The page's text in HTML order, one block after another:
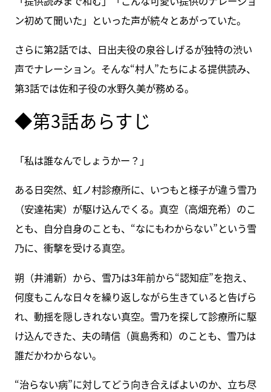
ン初めて聞いた」といった声が続々とあがっていた。
さらに第2話では、日出夫役の泉谷しげるが独特の渋い
声でナレーション。そんな“村人”たちによる提供読み、
第3話では佐和子役の水野久美が務める。
◆第3話あらすじ
「私は誰なんでしょうかー？」
ある日突然、虹ノ村診療所に、いつもと様子が違う雪乃
（安達祐実）が駆け込んでくる。真空（高畑充希）のこ
とも、自分自身のことも、“なにもわからない”という雪
乃に、衝撃を受ける真空。
朔（井浦新）から、雪乃は3年前から“認知症”を抱え、
何度もこんな日々を繰り返しながら生きていると告げら
れ、動揺を隠しきれない真空。雪乃を探して診療所に駆
け込んできた、夫の晴信（眞島秀和）のことも、雪乃は
誰だかわからない。
“治らない病”に対してどう向き合えばよいのか、立ち尽